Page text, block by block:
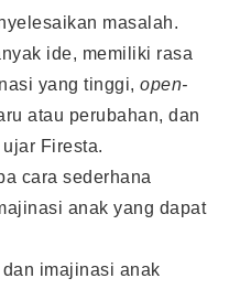
masalah.
ide, memiliki rasa
yang tinggi, open-
atau perubahan, dan
Firesta.
cara sederhana
anak yang dapat
imajinasi anak